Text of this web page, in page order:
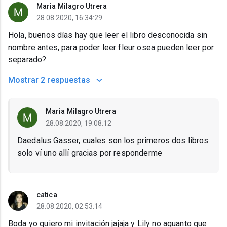
Maria Milagro Utrera
28.08.2020, 16:34:29
Hola, buenos días hay que leer el libro desconocida sin
nombre antes, para poder leer fleur osea pueden leer por
separado?
Mostrar 2 respuestas
Maria Milagro Utrera
28.08.2020, 19:08:12
Daedalus Gasser, cuales son los primeros dos libros
solo ví uno allí gracias por responderme
catica
28.08.2020, 02:53:14
Boda yo quiero mi invitación jajaja y Lily no aguanto que